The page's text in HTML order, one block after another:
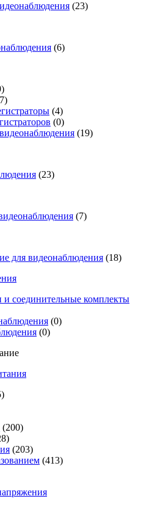
(23)
(6)
(4)
(0)
(19)
(23)
(7)
для видеонаблюдения (18)
соединительные комплекты
(0)
(0)
(200)
(203)
(413)